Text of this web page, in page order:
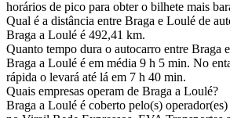
horários de pico para obter o bilhete mais
Qual é a distância entre Braga e Loulé de
Braga a Loulé é 492,41 km.
Quanto tempo dura o autocarro entre Braga
Braga a Loulé é em média 9 h 5 min. No
rápida o levará até lá em 7 h 40 min.
Quais empresas operam de Braga a Loulé?
Braga a Loulé é coberto pelo(s)